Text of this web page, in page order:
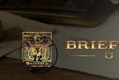
Zum
Inhalt
springen
Gehe zu ...